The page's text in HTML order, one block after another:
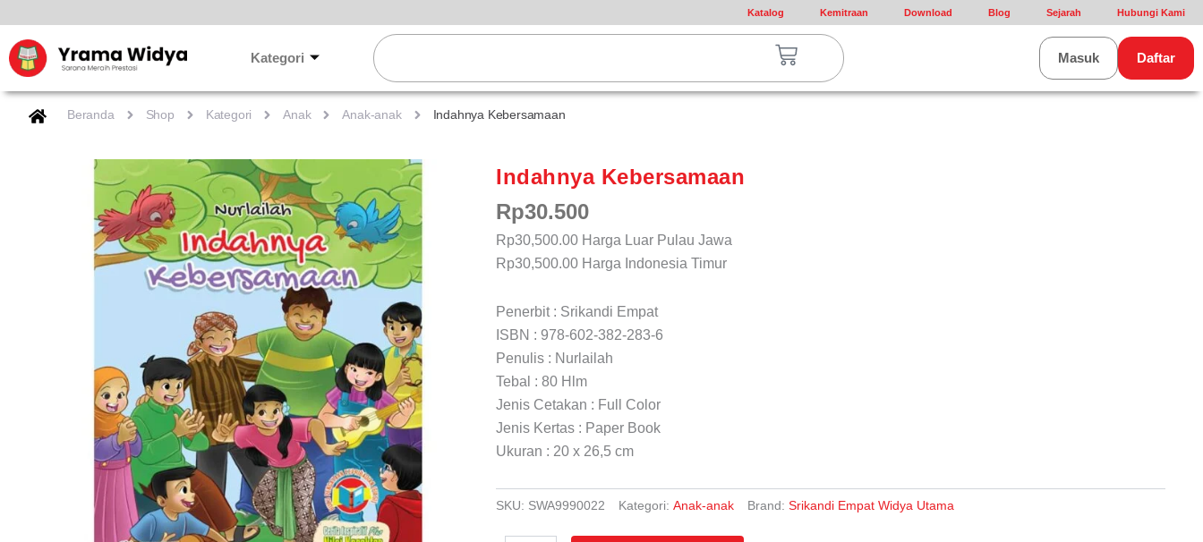
konten
Katalog Kemitraan Download Blog Sejarah Hubungi Kami
Kategori
Search Cart Daftar
Masuk
Beranda Shop Kategori Anak Anak-anak Indahnya Kebersamaan
Indahnya Kebersamaan
Rp30.500
Rp30,500.00 Harga Luar Pulau Jawa
Rp30,500.00 Harga Indonesia Timur
Penerbit : Srikandi Empat
ISBN : 978-602-382-283-6
Penulis : Nurlailah
Tebal : 80 Hlm
Jenis Cetakan : Full Color
Jenis Kertas : Paper Book
Ukuran : 20 x 26,5 cm
SKU: SWA9990022 Kategori: Anak-anak Brand: Srikandi Empat Widya Utama